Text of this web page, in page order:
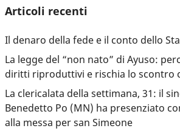
Articoli recenti
Il denaro della fede e il conto dello
La legge del “non nato” di Ayuso:
diritti riproduttivi e rischia lo scontro
La clericalata della settimana, 31: il
Benedetto Po (MN) ha presenziato
alla messa per san Simeone